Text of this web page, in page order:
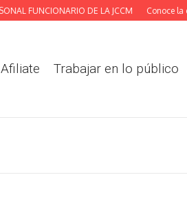
FUNCIONARIO DE LA JCCM Conoce la
Afiliate Trabajar en lo público